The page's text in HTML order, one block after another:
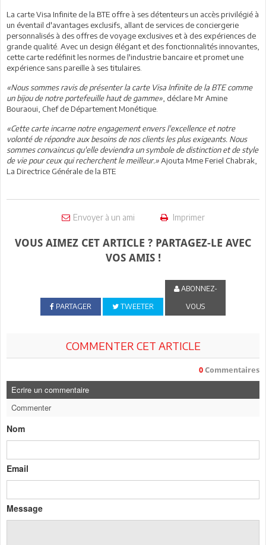
La carte Visa Infinite de la BTE offre à ses détenteurs un accès privilégié à
un éventail d'avantages exclusifs, allant de services de conciergerie
personnalisés à des offres de voyage exclusives et à des expériences de
grande qualité. Avec un design élégant et des fonctionnalités innovantes,
cette carte redéfinit les normes de l'industrie bancaire et promet une
expérience sans pareille à ses titulaires.
«Nous sommes ravis de présenter la carte Visa Infinite de la BTE comme
un bijou de notre portefeuille haut de gamme» , déclare Mr Amine
Bouraoui, Chef de Département Monétique.
«Cette carte incarne notre engagement envers l'excellence et notre
volonté de répondre aux besoins de nos clients les plus exigeants. Nous
sommes convaincus qu'elle deviendra un symbole de distinction et de style
de vie pour ceux qui recherchent le meilleur.»Ajouta Mme Feriel Chabrak,
La Directrice Générale de la BTE
Envoyer à un ami Imprimer
VOUS AIMEZ CET ARTICLE ? PARTAGEZ-LE AVEC
VOS AMIS !
PARTAGER TWEETER
ABONNEZ-
VOUS
COMMENTER CET ARTICLE
0 Commentaires
Ecrire un commentaire
Commenter
Nom
Email
Message